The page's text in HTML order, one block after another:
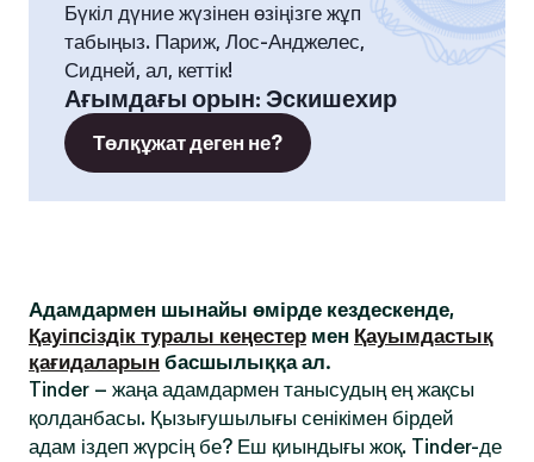
Бүкіл дүние жүзінен өзіңізге жұп
табыңыз. Париж, Лос-Анджелес,
Сидней, ал, кеттік!
Ағымдағы орын: Эскишехир
Төлқұжат деген не?
Адамдармен шынайы өмірде кездескенде,
Қауіпсіздік туралы кеңестер мен Қауымдастық
қағидаларын басшылыққа ал.
Tinder – жаңа адамдармен танысудың ең жақсы
қолданбасы. Қызығушылығы сенікімен бірдей
адам іздеп жүрсің бе? Еш қиындығы жоқ. Tinder-де